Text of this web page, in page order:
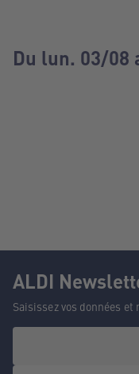
Du lun. 03/08
ALDI
Saisissez vos données